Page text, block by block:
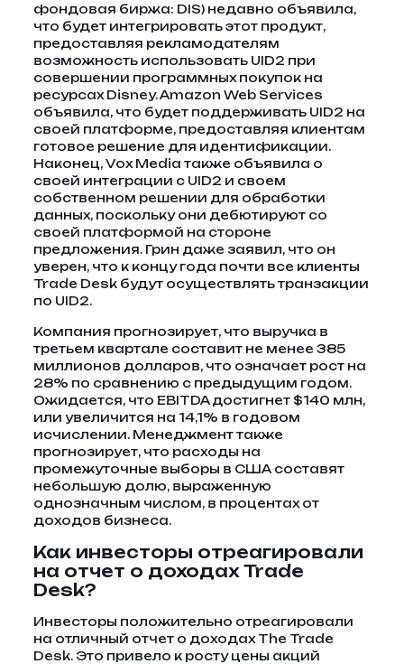
фондовая биржа: DIS) недавно объявила,
что будет интегрировать этот продукт,
предоставляя рекламодателям
возможность использовать UID2 при
совершении программных покупок на
ресурсах Disney. Amazon Web Services
объявила, что будет поддерживать UID2 на
своей платформе, предоставляя клиентам
готовое решение для идентификации.
Наконец, Vox Media также объявила о
своей интеграции с UID2 и своем
собственном решении для обработки
данных, поскольку они дебютируют со
своей платформой на стороне
предложения. Грин даже заявил, что он
уверен, что к концу года почти все клиенты
Trade Desk будут осуществлять транзакции
по UID2.
Компания прогнозирует, что выручка в
третьем квартале составит не менее 385
миллионов долларов, что означает рост на
28% по сравнению с предыдущим годом.
Ожидается, что EBITDA достигнет $140 млн,
или увеличится на 14,1% в годовом
исчислении. Менеджмент также
прогнозирует, что расходы на
промежуточные выборы в США составят
небольшую долю, выраженную
однозначным числом, в процентах от
доходов бизнеса.
Как инвесторы отреагировали
на отчет о доходах Trade
Desk?
Инвесторы положительно отреагировали
на отличный отчет о доходах The Trade
Desk. Это привело к росту цены акций